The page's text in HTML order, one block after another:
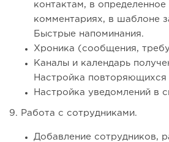
контактам, в определенное
комментариях, в шаблоне
Быстрые напоминания.
Хроника (сообщения,
Каналы и календарь
Настройка повторяющихся
Настройка уведомлений в
9. Работа с сотрудниками.
Добавление сотрудников,